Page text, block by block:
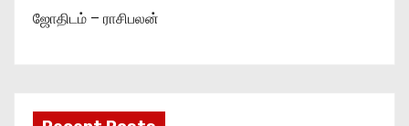
ஜோதிடம் – ராசிபலன்